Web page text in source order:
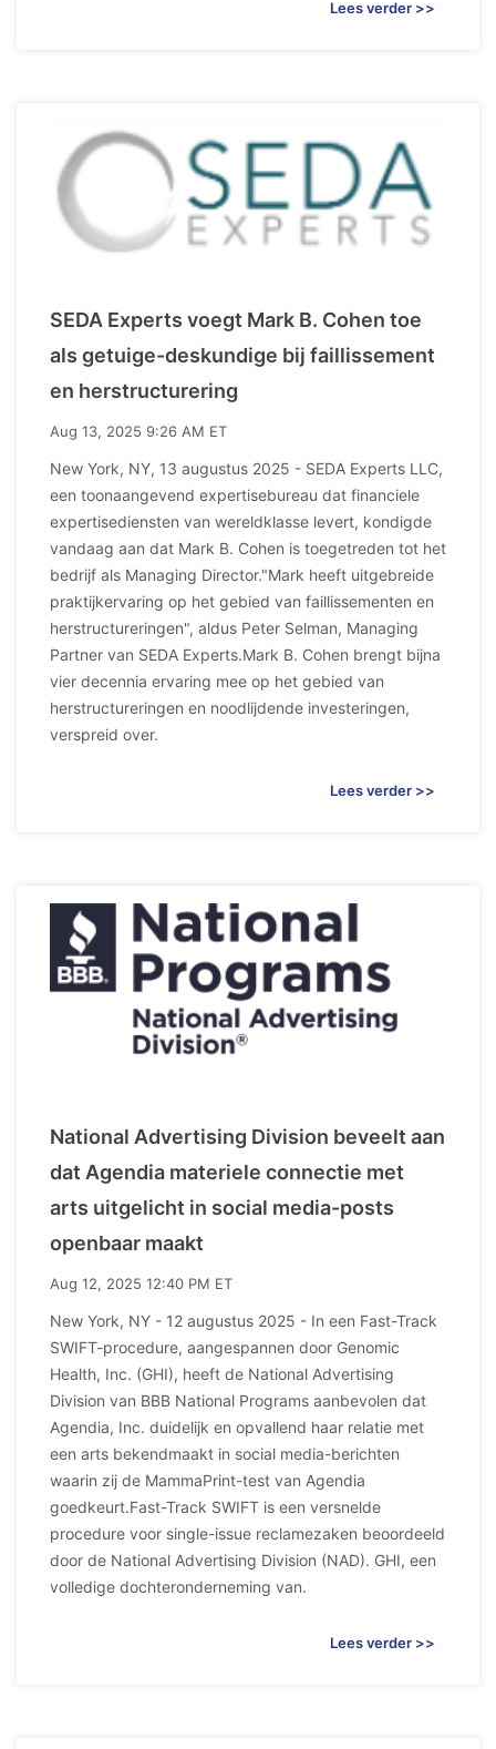
Lees verder >>
SEDA Experts voegt Mark B. Cohen toe
als getuige-deskundige bij faillissement
en herstructurering
Aug 13, 2025 9:26 AM ET
New York, NY, 13 augustus 2025 - SEDA Experts LLC,
een toonaangevend expertisebureau dat financiele
expertisediensten van wereldklasse levert, kondigde
vandaag aan dat Mark B. Cohen is toegetreden tot het
bedrijf als Managing Director."Mark heeft uitgebreide
praktijkervaring op het gebied van faillissementen en
herstructureringen", aldus Peter Selman, Managing
Partner van SEDA Experts.Mark B. Cohen brengt bijna
vier decennia ervaring mee op het gebied van
herstructureringen en noodlijdende investeringen,
verspreid over.
Lees verder >>
National Advertising Division beveelt aan
dat Agendia materiele connectie met
arts uitgelicht in social media-posts
openbaar maakt
Aug 12, 2025 12:40 PM ET
New York, NY - 12 augustus 2025 - In een Fast-Track
SWIFT-procedure, aangespannen door Genomic
Health, Inc. (GHI), heeft de National Advertising
Division van BBB National Programs aanbevolen dat
Agendia, Inc. duidelijk en opvallend haar relatie met
een arts bekendmaakt in social media-berichten
waarin zij de MammaPrint-test van Agendia
goedkeurt.Fast-Track SWIFT is een versnelde
procedure voor single-issue reclamezaken beoordeeld
door de National Advertising Division (NAD). GHI, een
volledige dochteronderneming van.
Lees verder >>